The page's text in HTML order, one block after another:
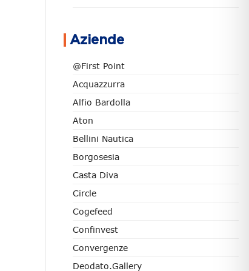
Aziende
@First Point
Acquazzurra
Alfio Bardolla
Aton
Bellini Nautica
Borgosesia
Casta Diva
Circle
Cogefeed
Confinvest
Convergenze
Deodato.Gallery